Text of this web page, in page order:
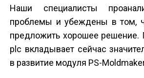
Наши специалисты
проблемы и убеждены в том,
предложить хорошее решение.
plc вкладывает сейчас
в развитие модуля PS-